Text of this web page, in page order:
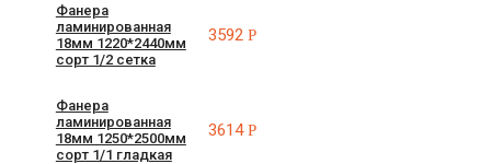
Фанера
ламинированная
18мм 1220*2440мм
сорт 1/2 сетка
3592Р
Фанера
ламинированная
18мм 1250*2500мм
сорт 1/1 гладкая
3614Р